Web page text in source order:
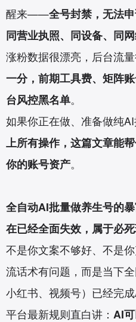
醒来——全号封禁，无法
同营业执照、同设备、同
涨粉数据很漂亮，后台流
一分，前期工具费、矩阵
台风控黑名单。
如果你正在做、准备做纯AI
上所有操作，这篇文章能
你的账号资产。
全自动AI批量做养生号的
在已经全面失效，属于必
不是你文案不够好、不是
流话术有问题，而是当下
小红书、视频号）已经完成
平台最新规则直白讲： AI